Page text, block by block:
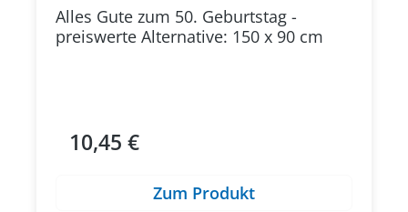
Alles Gute zum 50. Geburtstag -
preiswerte Alternative: 150 x 90 cm
Regulärer Preis:
10,45 €
Zum Produkt